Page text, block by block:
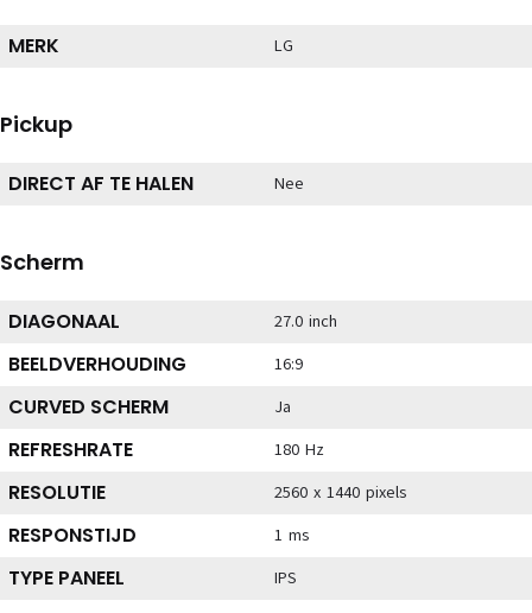
MERK LG
Pickup
DIRECT AF TE HALEN Nee
Scherm
DIAGONAAL 27.0 inch
BEELDVERHOUDING 16:9
CURVED SCHERM Ja
REFRESHRATE 180 Hz
RESOLUTIE 2560 x 1440 pixels
RESPONSTIJD 1 ms
TYPE PANEEL IPS